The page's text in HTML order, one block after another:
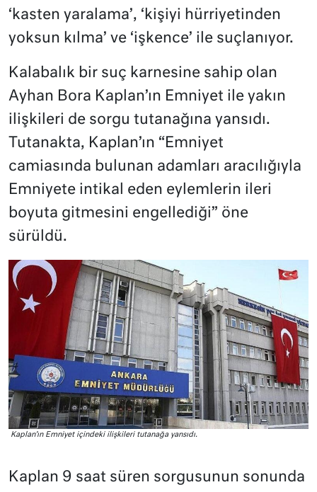
‘kasten yaralama’, ‘kişiyi hürriyetinden
yoksun kılma’ ve ‘işkence’ ile suçlanıyor.
Kalabalık bir suç karnesine sahip olan
Ayhan Bora Kaplan’ın Emniyet ile yakın
ilişkileri de sorgu tutanağına yansıdı.
Tutanakta, Kaplan’ın “Emniyet
camiasında bulunan adamları aracılığıyla
Emniyete intikal eden eylemlerin ileri
boyuta gitmesini engellediği” öne
sürüldü.
Kaplan’ın Emniyet içindeki ilişkileri tutanağa yansıdı.
Kaplan 9 saat süren sorgusunun sonunda